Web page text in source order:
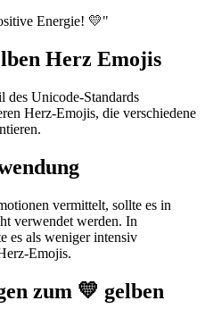
Energie! 💛"
Herz Emojis
Unicode-Standards
Herz-Emojis, die verschiedene
vermittelt, sollte es in
verwendet werden. In
es als weniger intensiv
Emojis.
zum 💛 gelben